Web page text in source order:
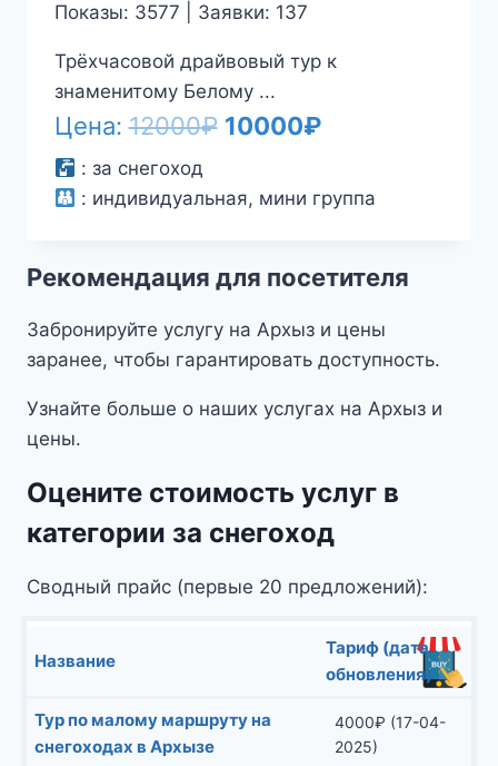
Показы: 3577 | Заявки: 137
Трёхчасовой драйвовый тур к
знаменитому Белому ...
Цена:12000₽ Первоначальная
составляла
10000₽Текущая
10000₽.
: за снегоход
: индивидуальная, мини группа
Рекомендация для посетителя
Забронируйте услугу на Архыз и цены
заранее, чтобы гарантировать доступность.
Узнайте больше о наших услугах на Архыз и
цены.
Оцените стоимость услуг в
категории за снегоход
Сводный прайс (первые 20 предложений):
Название
Тариф (дата
обновления)
Тур по малому маршруту на
снегоходах в Архызе
4000₽ (17-04-
2025)